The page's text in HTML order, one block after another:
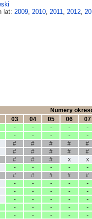
lat: 2009, 2010, 2011, 2012,
Numery
03 04 05 06
07
- - - -
-
- - - -
-
# # # #
#
# # # #
#
# # # x
x
- - - -
-
# # # #
#
- - - -
-
- - - -
-
- - - -
-
- - - -
-
- - - -
-